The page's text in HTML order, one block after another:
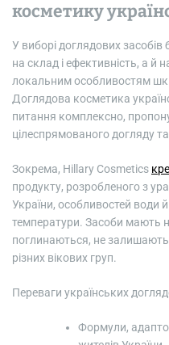
косметику
У виборі доглядових засобів
на склад і ефективність, а й
локальним особливостям
Доглядова косметика
питання комплексно,
цілеспрямованого догляду
Зокрема, Hillary Cosmetics
продукту, розробленого з
України, особливостей води й
температури. Засоби мають
поглинаються, не залишають
різних вікових груп.
Переваги українських
Формули,